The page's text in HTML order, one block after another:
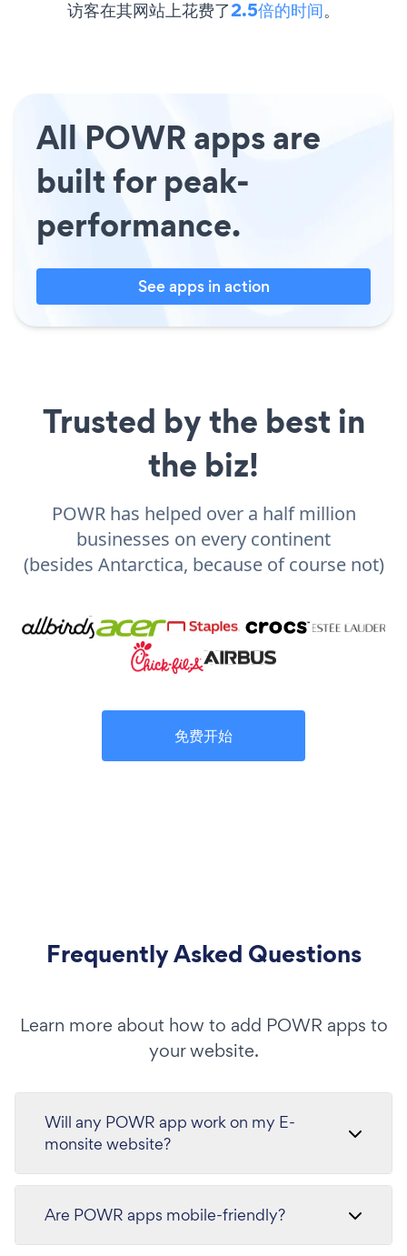
访客在其网站上花费了2.5倍的时间。
All POWR apps are
built for peak-
performance.
See apps in action
Trusted by the best in
the biz!
POWR has helped over a half million
businesses on every continent
(besides Antarctica, because of course not)
免费开始
Frequently Asked Questions
Learn more about how to add POWR apps to
your website.
Will any POWR app work on my E-
monsite website?
Are POWR apps mobile-friendly?